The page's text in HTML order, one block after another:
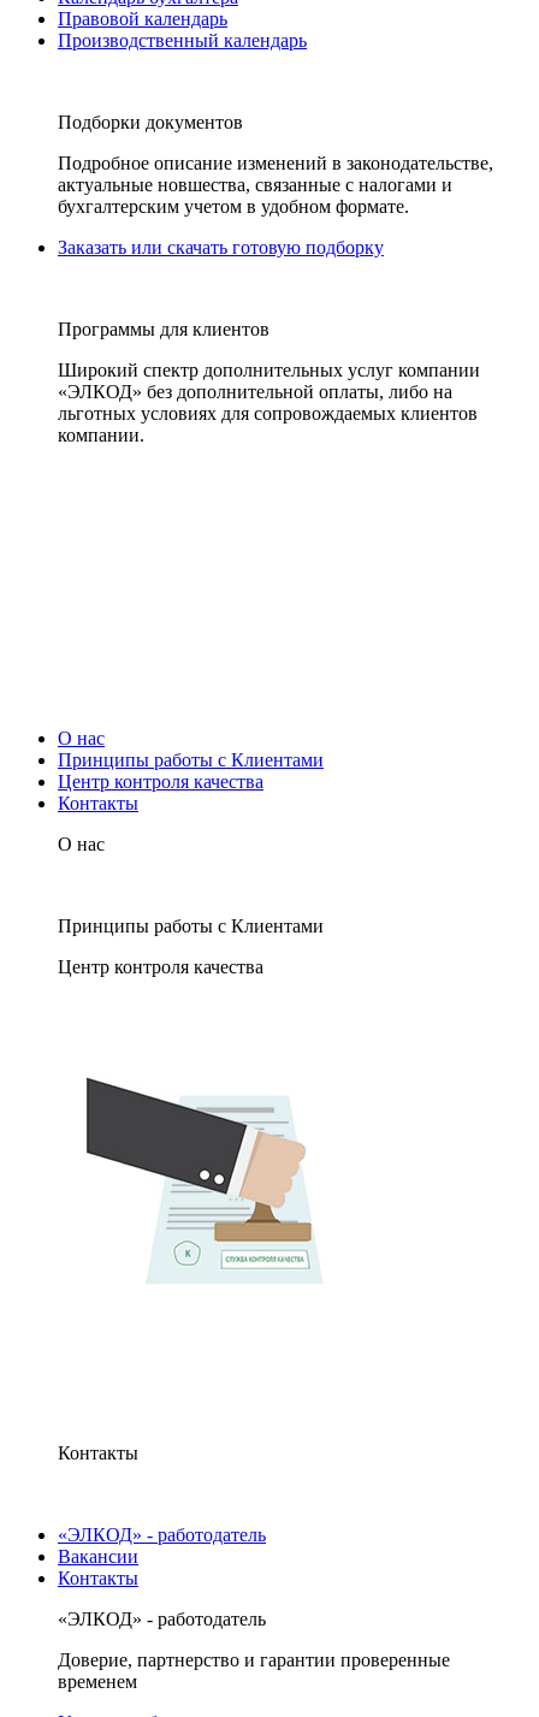
Правовой календарь
Производственный календарь
Подборки документов
Подробное описание изменений в законодательстве,
актуальные новшества, связанные с налогами и
бухгалтерским учетом в удобном формате.
Заказать или скачать готовую подборку
Программы для клиентов
Широкий спектр дополнительных услуг компании
«ЭЛКОД» без дополнительной оплаты, либо на
льготных условиях для сопровождаемых клиентов
компании.
О нас
Принципы работы с Клиентами
Центр контроля качества
Контакты
О нас
Принципы работы с Клиентами
Центр контроля качества
Контакты
«ЭЛКОД» - работодатель
Вакансии
Контакты
«ЭЛКОД» - работодатель
Доверие, партнерство и гарантии проверенные
временем